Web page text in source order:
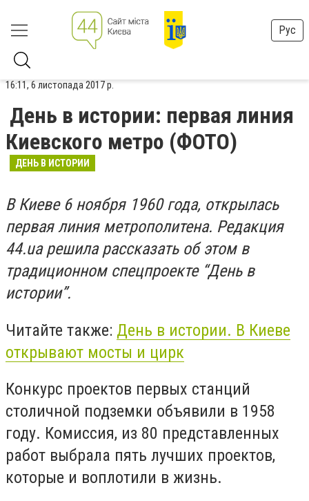
Рус
16:11, 6 листопада 2017 р.
День в истории: первая линия
Киевского метро (ФОТО)
ДЕНЬ В ИСТОРИИ
В Киеве 6 ноября 1960 года, открылась
первая линия метрополитена. Редакция
44.ua решила рассказать об этом в
традиционном спецпроекте “День в
истории”.
Читайте также: День в истории. В Киеве
открывают мосты и цирк
Конкурс проектов первых станций
столичной подземки объявили в 1958
году. Комиссия, из 80 представленных
работ выбрала пять лучших проектов,
которые и воплотили в жизнь.